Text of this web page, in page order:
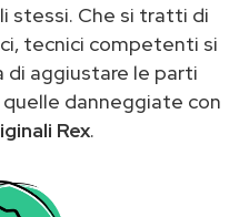
stessi. Che si tratti di
tecnici competenti si
di aggiustare le parti
danneggiate con
Rex.